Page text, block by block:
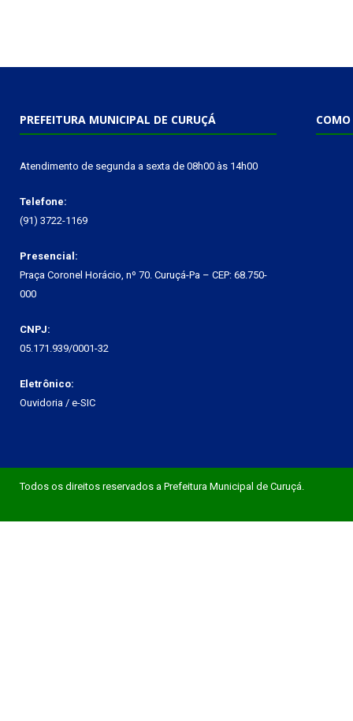
PREFEITURA MUNICIPAL DE CURUÇÁ
Atendimento de segunda a sexta de 08h00 às 14h00
Telefone:
(91) 3722-1169
Presencial:
Praça Coronel Horácio, nº 70. Curuçá-Pa – CEP: 68.750-
000
CNPJ:
05.171.939/0001-32
Eletrônico:
Ouvidoria / e-SIC
COMO
Todos os direitos reservados a Prefeitura Municipal de Curuçá.